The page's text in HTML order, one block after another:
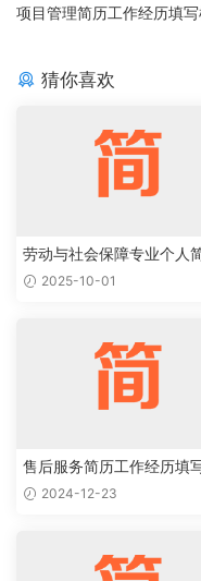
项目管理简历工作经历填
猜你喜欢
劳动与社会保障专业个人
范文2025-10-01
售后服务简历工作经历填
本 2024-12-23